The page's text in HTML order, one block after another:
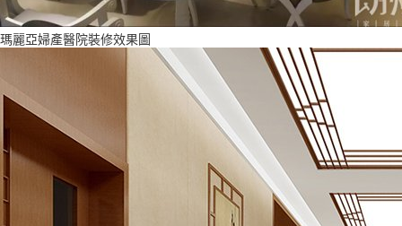
瑪麗亞婦產醫院裝修效果圖